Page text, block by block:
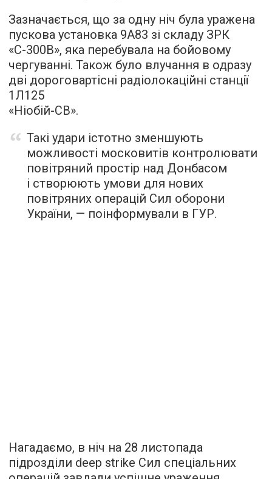
Зазначається, що за одну ніч була уражена
пускова установка 9А83 зі складу ЗРК
«С-300В», яка перебувала на бойовому
чергуванні. Також було влучання в одразу
дві дороговартісні радіолокаційні станції
1Л125
«Ніобій-СВ».
Такі удари істотно зменшують
можливості московитів контролювати
повітряний простір над Донбасом
і створюють умови для нових
повітряних операцій Сил оборони
України, — поінформували в ГУР.
Нагадаємо, в ніч на 28 листопада
підрозділи deep strike Сил спеціальних